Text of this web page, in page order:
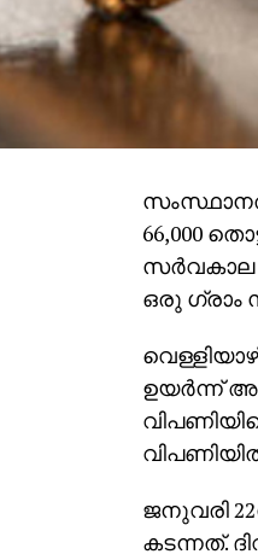
66,000
സര്‍വകാല
ഒരു ഗ്രാം
ഉയര്‍ന്ന്
ജനുവരി
കടന്നത്.